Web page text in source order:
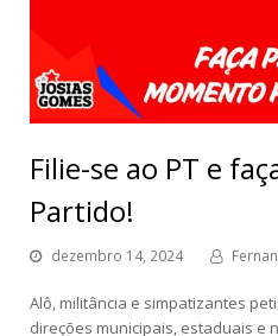
Filie-se ao PT e
Partido!
dezembro 14, 2024
Alô, militância e simpatizantes
direções municipais, estaduais e